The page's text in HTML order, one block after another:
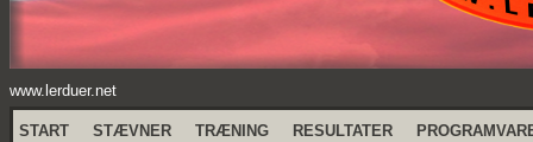
www.lerduer.net
START STÆVNER TRÆNING RESULTATER